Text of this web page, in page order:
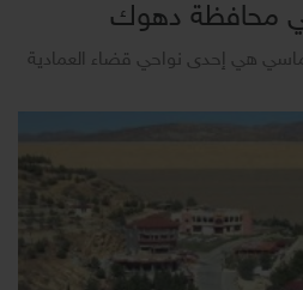
محافظة دهوك
هي إحدى نواحي قضاء العمادية